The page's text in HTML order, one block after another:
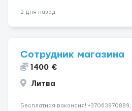
2 дня назад
Сотрудник магазина
1400 €
Литва
Бесплатная вакансия!